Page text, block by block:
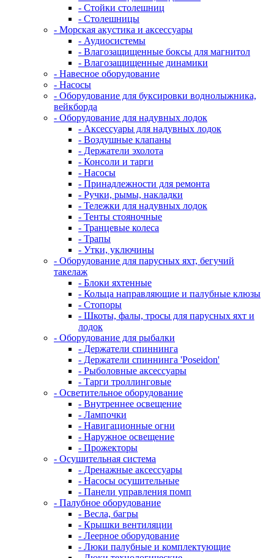
- Стойки столешниц
- Столешницы
- Морская акустика и аксессуары
- Аудиосистемы
- Влагозащищенные боксы для магнитол
- Влагозащищенные динамики
- Навесное оборудование
- Насосы
- Оборудование для буксировки воднолыжника,
вейкборда
- Оборудование для надувных лодок
- Аксессуары для надувных лодок
- Воздушные клапаны
- Держатели эхолота
- Консоли и тарги
- Насосы
- Принадлежности для ремонта
- Ручки, рымы, накладки
- Тележки для надувных лодок
- Тенты стояночные
- Транцевые колеса
- Трапы
- Утки, уключины
- Оборудование для парусных яхт, бегучий
такелаж
- Блоки яхтенные
- Кольца направляющие и палубные клюзы
- Стопоры
- Шкоты, фалы, тросы для парусных яхт и
лодок
- Оборудование для рыбалки
- Держатели спиннинга
- Держатели спиннинга 'Poseidon'
- Рыболовные аксессуары
- Тарги троллинговые
- Осветительное оборудование
- Внутреннее освещение
- Лампочки
- Навигационные огни
- Наружное освещение
- Прожекторы
- Осушительная система
- Дренажные аксессуары
- Насосы осушительные
- Панели управления помп
- Палубное оборудование
- Весла, багры
- Крышки вентиляции
- Леерное оборудование
- Люки палубные и комплектующие